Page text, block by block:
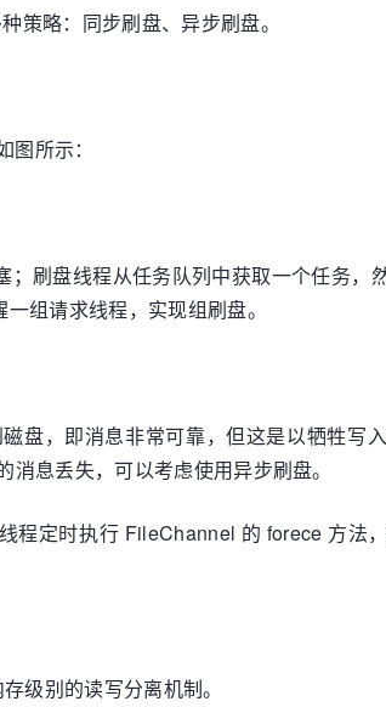
策略：同步刷盘、异步刷盘。
所示：
刷盘线程从任务队列中获取一个任务，
组请求线程，实现组刷盘。
盘，即消息非常可靠，但这是以牺牲写
息丢失，可以考虑使用异步刷盘。
定时执行 FileChannel 的 forece 方法
级别的读写分离机制。